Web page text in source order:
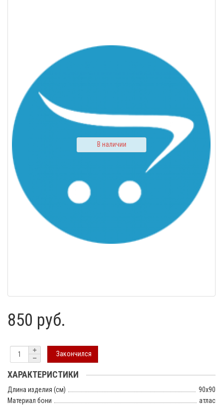
В наличии
850 руб.
Закончился
ХАРАКТЕРИСТИКИ
Длина изделия (см)
90х90
Материал бони
атлас